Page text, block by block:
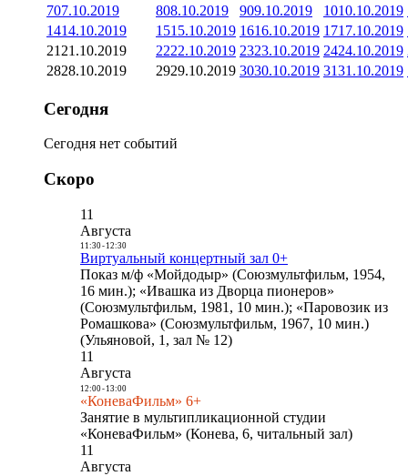
707.10.2019 808.10.2019 909.10.2019 1010.10.2019
1414.10.2019 1515.10.2019 1616.10.2019 1717.10.2019
21 21.10.2019 2222.10.2019 2323.10.2019 2424.10.2019
2828.10.2019 2929.10.2019 3030.10.2019 3131.10.2019
Сегодня
Сегодня нет событий
Скоро
11
Августа
11:30- 12:30
Виртуальный концертный зал 0+
Показ м/ф «Мойдодыр» (Союзмультфильм, 1954,
16 мин.); «Ивашка из Дворца пионеров»
(Союзмультфильм, 1981, 10 мин.); «Паровозик из
Ромашкова» (Союзмультфильм, 1967, 10 мин.)
(Ульяновой, 1, зал № 12)
11
Августа
12:00- 13:00
«КоневаФильм» 6+
Занятие в мультипликационной студии
«КоневаФильм» (Конева, 6, читальный зал)
11
Августа